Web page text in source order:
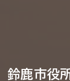
鈴鹿市役